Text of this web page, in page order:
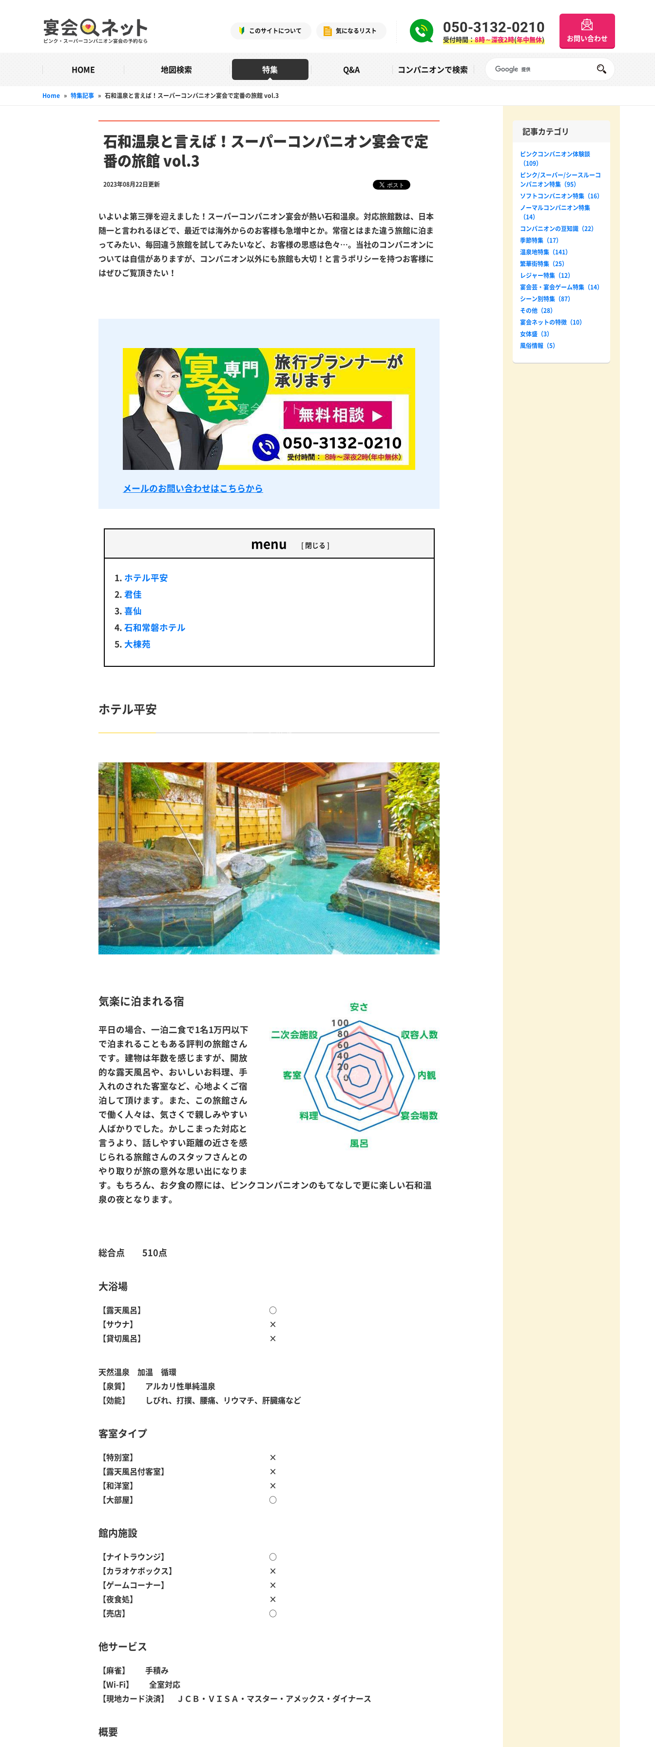
このサイトについて 気になるリスト 050-3132-0210
受付時間：8時～深夜2時(年中無休) お問い合わせ
HOME 地図検索 特集 Q&A コンパニオンで検索
Home » 特集記事 » 石和温泉と言えば！スーパーコンパニオン宴会で定番の旅館 vol.3
石和温泉と言えば！スーパーコンパニオン宴会で定
番の旅館 vol.3
2023年08月22日更新
いよいよ第三弾を迎えました！スーパーコンパニオン宴会が熱い石和温泉。対応旅館数は、日本
随一と言われるほどで、最近では海外からのお客様も急増中とか。常宿とはまた違う旅館に泊ま
ってみたい、毎回違う旅館を試してみたいなど、お客様の思惑は色々…。当社のコンパニオンに
ついては自信がありますが、コンパニオン以外にも旅館も大切！と言うポリシーを持つお客様に
はぜひご覧頂きたい！
メールのお問い合わせはこちらから
menu
ホテル平安
君佳
喜仙
石和常磐ホテル
大棟苑
ホテル平安
気楽に泊まれる宿
平日の場合、一泊二食で1名1万円以下
で泊まれることもある評判の旅館さん
です。建物は年数を感じますが、開放
的な露天風呂や、おいしいお料理、手
入れのされた客室など、心地よくご宿
泊して頂けます。また、この旅館さん
で働く人々は、気さくで親しみやすい
人ばかりでした。かしこまった対応と
言うより、話しやすい距離の近さを感
じられる旅館さんのスタッフさんとの
やり取りが旅の意外な思い出になりま
す。もちろん、お夕食の際には、ピンクコンパニオンのもてなしで更に楽しい石和温
泉の夜となります。
総合点 510点
大浴場
【露天風呂】
○
【サウナ】
×
【貸切風呂】 ×
天然温泉 加温 循環
【泉質】
アルカリ性単純温泉
【効能】 しびれ、打撲、腰痛、リウマチ、肝臓痛など
客室タイプ
【特別室】
×
【露天風呂付客室】
×
【和洋室】
×
【大部屋】 ○
館内施設
【ナイトラウンジ】
○
【カラオケボックス】
×
【ゲームコーナー】
×
【夜食処】
×
【売店】 ○
他サービス
【麻雀】
手積み
【Wi-Fi】
全室対応
【現地カード決済】 ＪＣＢ・ＶＩＳＡ・マスター・アメックス・ダイナース
概要
記事カテゴリ
ピンクコンパニオン体験談
（109）
ピンク/スーパー/シースルーコ
ンパニオン特集（95）
ソフトコンパニオン特集（16）
ノーマルコンパニオン特集
（14）
コンパニオンの豆知識（22）
季節特集（17）
温泉地特集（141）
繁華街特集（25）
レジャー特集（12）
宴会芸・宴会ゲーム特集（14）
シーン別特集（87）
その他（28）
宴会ネットの特徴（10）
女体盛（3）
風俗情報（5）